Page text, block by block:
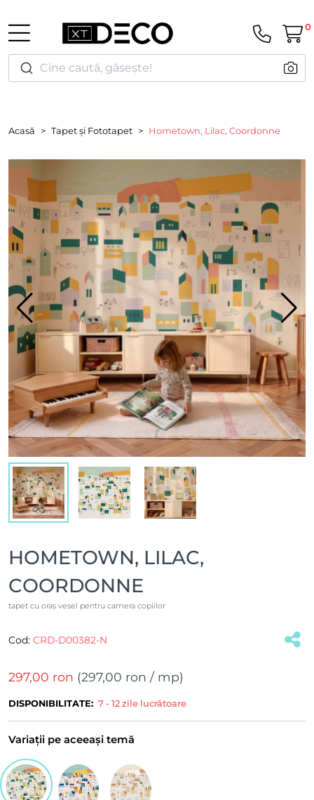
Cine caută, găsește!
0
Acasă Tapet și Fototapet Hometown, Lilac, Coordonne
HOMETOWN, LILAC,
COORDONNE
tapet cu oraș vesel pentru camera copiilor
Cod: CRD-D00382-N
297,00 ron (297,00 ron / mp)
DISPONIBILITATE: 7 - 12 zile lucrătoare
Variații pe aceeași temă